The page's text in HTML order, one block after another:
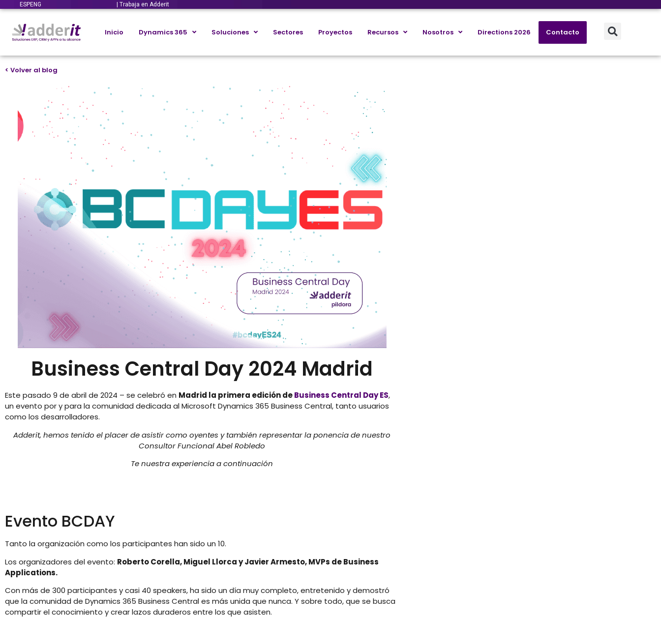
ESPENG | Trabaja en Adderit
Inicio Dynamics 365 Soluciones Sectores Proyectos Recursos Nosotros Directions 2026 Contacto
< Volver al blog
Business Central Day 2024 Madrid
Este pasado 9 de abril de 2024 – se celebró en Madrid la primera edición deBusiness Central Day ES,
un evento por y para la comunidad dedicada al Microsoft Dynamics 365 Business Central, tanto usuarios
como los desarrolladores.
Adderit, hemos tenido el placer de asistir como oyentes y también representar la ponencia de nuestro
Consultor Funcional Abel Robledo
Te nuestra experiencia a continuación
Evento BCDAY
Tanto la organización como los participantes han sido un 10.
Los organizadores del evento: Roberto Corella, Miguel Llorca y Javier Armesto, MVPs de Business
Applications.
Con más de 300 participantes y casi 40 speakers, ha sido un día muy completo, entretenido y demostró
que la comunidad de Dynamics 365 Business Central es más unida que nunca. Y sobre todo, que se busca
compartir el conocimiento y crear lazos duraderos entre los que asisten.